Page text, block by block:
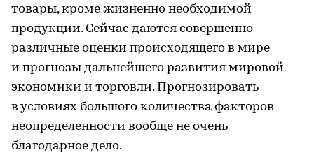
товары, кроме жизненно необходимой
продукции. Сейчас даются совершенно
различные оценки происходящего в мире
и прогнозы дальнейшего развития мировой
экономики и торговли. Прогнозировать
в условиях большого количества факторов
неопределенности вообще не очень
благодарное дело.